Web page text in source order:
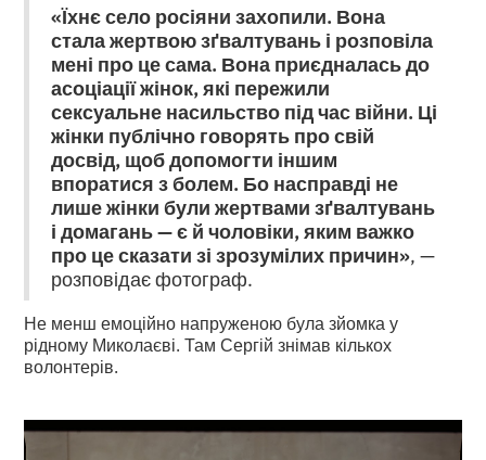
«Їхнє село росіяни захопили. Вона
стала жертвою зґвалтувань і розповіла
мені про це сама. Вона приєдналась до
асоціації жінок, які пережили
сексуальне насильство під час війни. Ці
жінки публічно говорять про свій
досвід, щоб допомогти іншим
впоратися з болем. Бо насправді не
лише жінки були жертвами зґвалтувань
і домагань — є й чоловіки, яким важко
про це сказати зі зрозумілих причин», —
розповідає фотограф.
Не менш емоційно напруженою була зйомка у
рідному Миколаєві. Там Сергій знімав кількох
волонтерів.